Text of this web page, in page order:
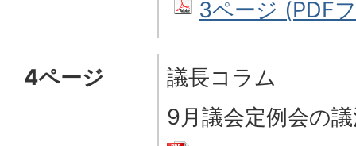
3ページ (PDF
4ページ
議長コラム
9月議会定例会の